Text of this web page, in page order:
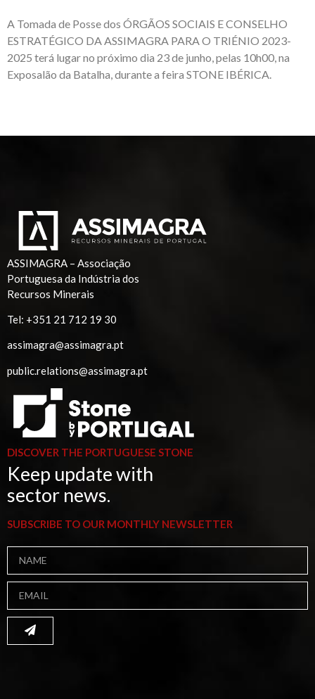
A Tomada de Posse dos ÓRGÃOS SOCIAIS E CONSELHO
ESTRATÉGICO DA ASSIMAGRA PARA O TRIÉNIO 2023-
2025 terá lugar no próximo dia 23 de junho, pelas 10h00, na
Exposalão da Batalha, durante a feira STONE IBÉRICA.
ASSIMAGRA – Associação
Portuguesa da Indústria dos
Recursos Minerais
Tel: +351 21 712 19 30
assimagra@assimagra.pt
public.relations@assimagra.pt
DISCOVER THE PORTUGUESE STONE
Keep update with
sector news.
SUBSCRIBE TO OUR MONTHLY NEWSLETTER